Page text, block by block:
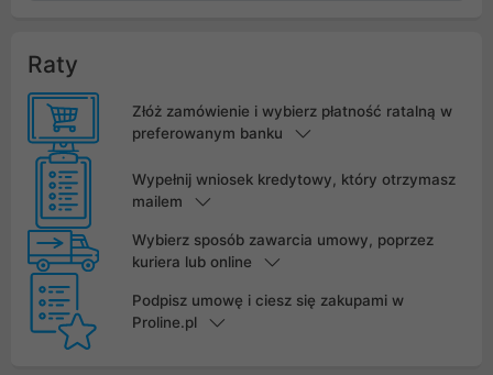
Raty
Złóż zamówienie i wybierz płatność ratalną w
preferowanym banku
Wypełnij wniosek kredytowy, który otrzymasz
mailem
Wybierz sposób zawarcia umowy, poprzez
kuriera lub online
Podpisz umowę i ciesz się zakupami w
Proline.pl